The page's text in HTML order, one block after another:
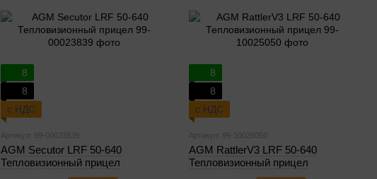
8
8
с НДС
Артикул: 99-00023839
AGM Secutor LRF 50-640
Тепловизионный прицел
8
8
с НДС
Артикул: 99-10025050
AGM RattlerV3 LRF 50-640
Тепловизионный прицел